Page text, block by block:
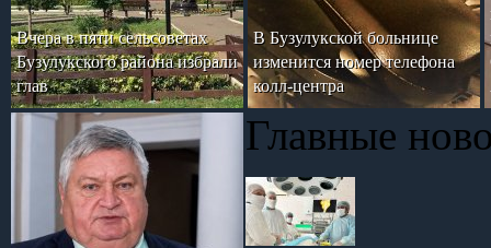
Вчера в пяти сельсоветах
Бузулукского района избрали
глав
В Бузулукской больнице
изменится номер телефона
колл-центра
Главные